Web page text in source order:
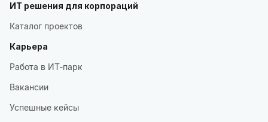
ИТ решения для корпораций
Каталог проектов
Карьера
Работа в ИТ-парк
Вакансии
Успешные кейсы